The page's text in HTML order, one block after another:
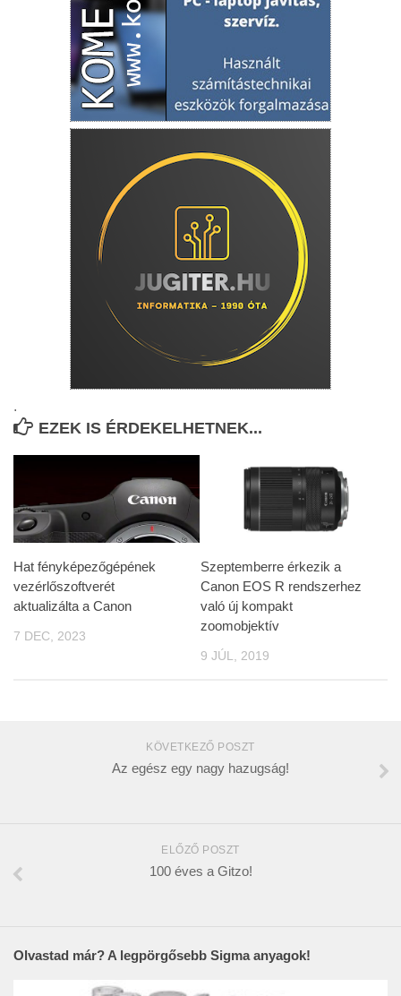
.
EZEK IS ÉRDEKELHETNEK...
Hat fényképezőgépének
vezérlőszoftverét
aktualizálta a Canon
7 DEC, 2023
Szeptemberre érkezik a
Canon EOS R rendszerhez
való új kompakt
zoomobjektív
9 JÚL, 2019
KÖVETKEZŐ POSZT
Az egész egy nagy hazugság!
ELŐZŐ POSZT
100 éves a Gitzo!
Olvastad már? A legpörgősebb Sigma anyagok!